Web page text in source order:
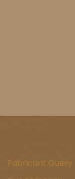
Fabricant Guéry